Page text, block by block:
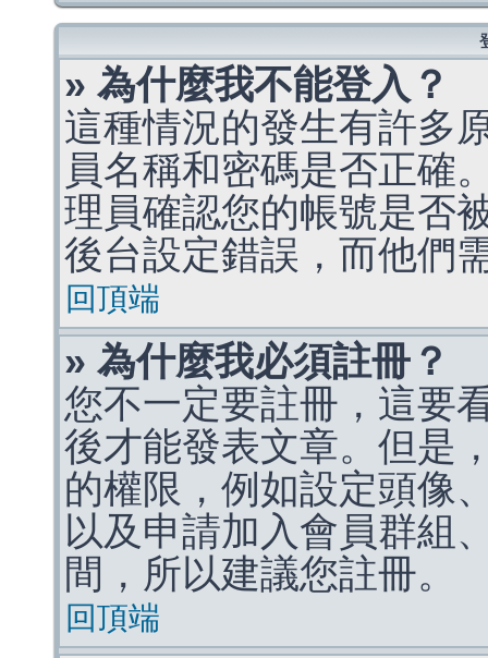
» 為什麼我不能登入？
這種情況的發生有許多
員名稱和密碼是否正確
理員確認您的帳號是否
後台設定錯誤，而他們
回頂端
» 為什麼我必須註冊？
您不一定要註冊，這要
後才能發表文章。但是
的權限，例如設定頭像
以及申請加入會員群組
間，所以建議您註冊。
回頂端